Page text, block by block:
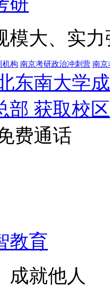
模大、实
机构 南京考研政治冲刺营 南京
东南大学
部 获取校
费通话
教育
成就他人